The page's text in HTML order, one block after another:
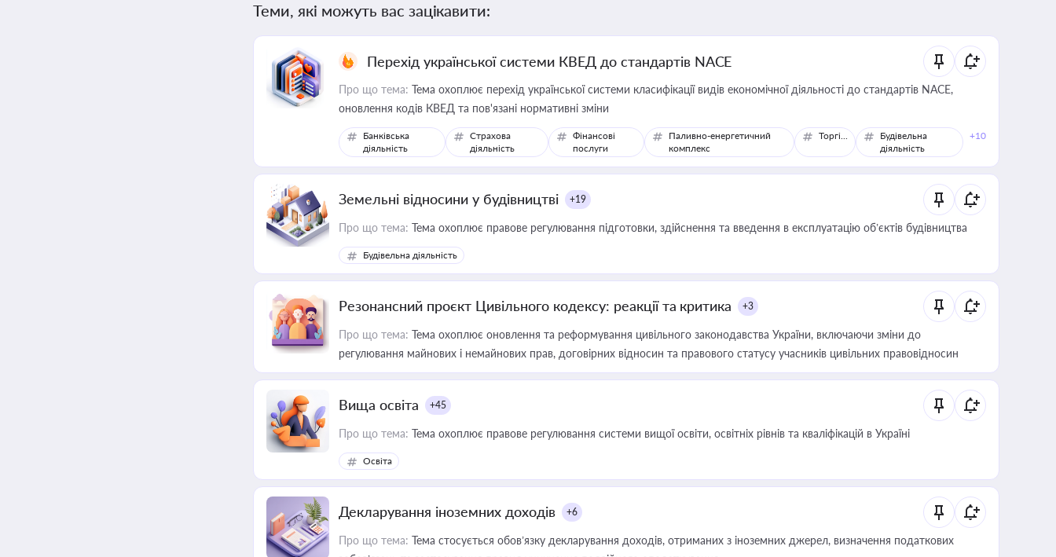
Теми, які можуть вас зацікавити:
Перехід української системи КВЕД до стандартів NACE
Про що тема: Тема охоплює перехід української системи класифікації видів економічної діяльності до стандартів NACE,
оновлення кодів КВЕД та пов'язані нормативні зміни
Банківська
діяльність
Страхова
діяльність
Фінансові
послуги
Паливно-енергетичний
комплекс
Торгівля
Будівельна
діяльність
+10
Земельні відносини у будівництві +19
Про що тема: Тема охоплює правове регулювання підготовки, здійснення та введення в експлуатацію об’єктів будівництва
Будівельна діяльність
Резонансний проєкт Цивільного кодексу: реакції та критика +3
Про що тема: Тема охоплює оновлення та реформування цивільного законодавства України, включаючи зміни до
регулювання майнових і немайнових прав, договірних відносин та правового статусу учасників цивільних правовідносин
Вища освіта +45
Про що тема: Тема охоплює правове регулювання системи вищої освіти, освітніх рівнів та кваліфікацій в Україні
Освіта
Декларування іноземних доходів +6
Про що тема: Тема стосується обов’язку декларування доходів, отриманих з іноземних джерел, визначення податкових